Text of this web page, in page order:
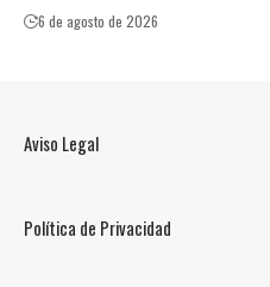
6 de agosto de 2026
Aviso Legal
Política de Privacidad